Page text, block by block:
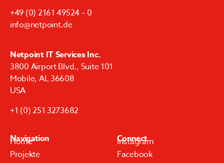
+49 (0) 2161 49524 – 0
info@netpoint.de
Netpoint IT Services Inc.
3800 Airport Blvd., Suite 101
Mobile, AL 36608
USA
+1 (0) 251 3273682
Navigation
Home
Projekte
Connect
Instagram
Facebook